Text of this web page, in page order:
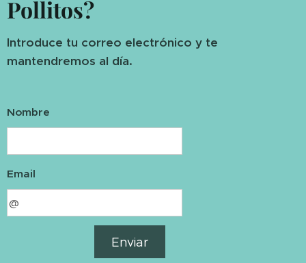
Pollitos?
Introduce tu correo electrónico y te
mantendremos al día.
Nombre
Email
Enviar